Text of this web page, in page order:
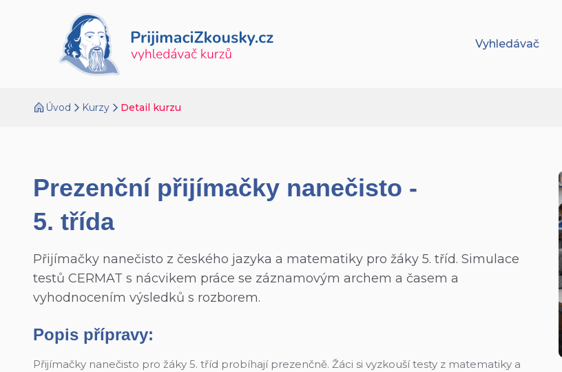
Vyhledávač
Úvod Kurzy Detail kurzu
Prezenční přijímačky nanečisto -
5. třída
Přijímačky nanečisto z českého jazyka a matematiky pro žáky 5. tříd. Simulace
testů CERMAT s nácvikem práce se záznamovým archem a časem a
vyhodnocením výsledků s rozborem.
Popis přípravy:
Přijímačky nanečisto pro žáky 5. tříd probíhají prezenčně. Žáci si vyzkouší testy z matematiky a